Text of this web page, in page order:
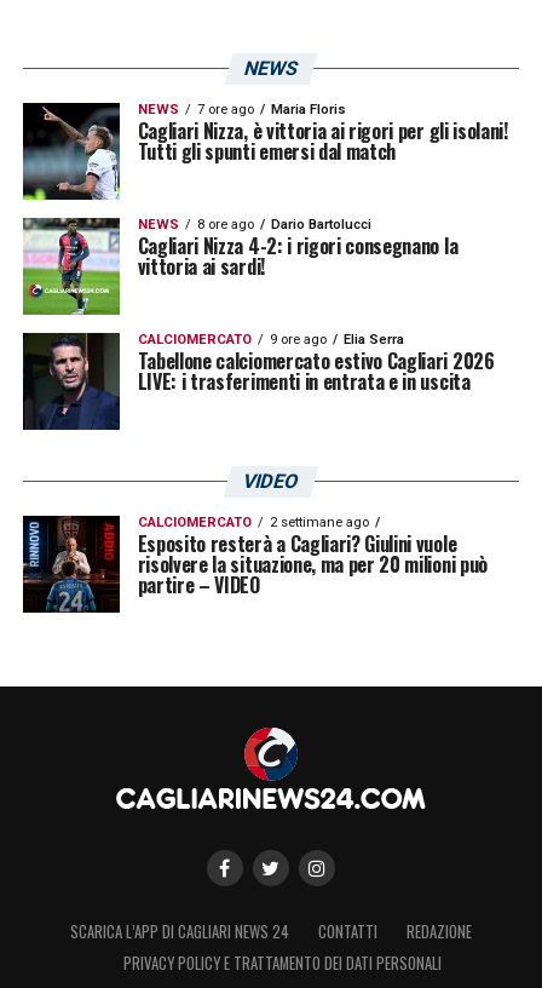
NEWS
NEWS 7 ore ago Maria Floris
Cagliari Nizza, è vittoria ai rigori per gli isolani!
Tutti gli spunti emersi dal match
NEWS 8 ore ago Dario Bartolucci
Cagliari Nizza 4-2: i rigori consegnano la
vittoria ai sardi!
CALCIOMERCATO 9 ore ago Elia Serra
Tabellone calciomercato estivo Cagliari 2026
LIVE: i trasferimenti in entrata e in uscita
VIDEO
CALCIOMERCATO 2 settimane ago
Esposito resterà a Cagliari? Giulini vuole
risolvere la situazione, ma per 20 milioni può
partire – VIDEO
SCARICA L’APP DI CAGLIARI NEWS 24 CONTATTI
REDAZIONE
PRIVACY POLICY E TRATTAMENTO DEI DATI PERSONALI